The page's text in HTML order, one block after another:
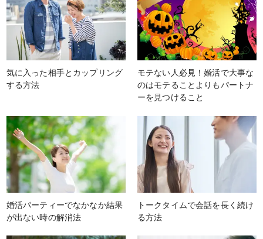
気に入った相手とカップリング
する方法
モテない人必見！婚活で大事な
のはモテることよりもパートナ
ーを見つけること
婚活パーティーでなかなか結果
が出ない時の解消法
トークタイムで会話を長く続け
る方法